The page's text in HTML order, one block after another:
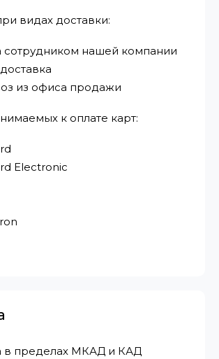
видах доставки:
сотрудником нашей компании
из офиса продажи
к оплате карт:
Electronic
в пределах МКАД и КАД